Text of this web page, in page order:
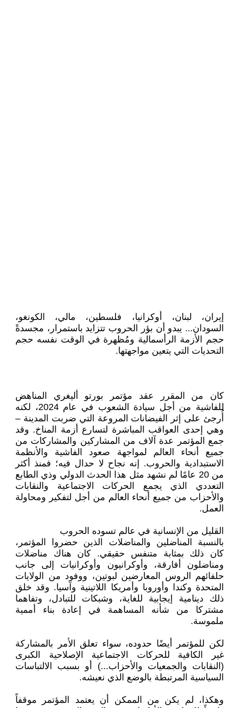
إيران، لبنان، أوكرانيا، فلسطين، مالي، الكونغو،
السودان... يبدو أن بؤر الحروب تتزايد باستمرار، مجسدةً
حجم الأزمة الرأسمالية ومُظهرة في الوقت نفسه حجم
التحديات التي يتعين مواجهتها.
كان من المقرر عقد مؤتمر بورتو أليغري المناهض
للفاشية من أجل سيادة الشعوب في عام 2024، لكنه
أُرجئ على إثر الفيضانات المروعة التي ضربت المدينة –
وهي إحدى العواقب المباشرة لتسارع أزمة المناخ. وقد
جمع المؤتمر عدة آلاف من المشاركين والمشاركات من
جميع أنحاء العالم لمواجهة صعود الفاشية والأنظمة
الاستبدادية والحروب. إنه نجاح لا حدال فيه؛ فمنذ أكثر
من 20 عامًا لم نشهد مثل هذا الحدث الدولي وذي الطابع
التعددي الذي يجمع الحركات الاجتماعية والنقابات
والأحزاب من جميع أنحاء العالم من أجل لتفكير ومحاولة
العمل.
القليل من الإنسانية في عالم تسوده الحروب
بالنسبة المناضلين والمناضلات الذين حضروا المؤتمر،
كان ذلك بمثابة متنفس حقيقي. كان هناك مناضلات
ومناضلون أفارقة، وأوكرانيون وأوكرانيات إلى جانب
حلفائهم الروس المعارضين لبوتين، ووفود من الولايات
المتحدة وكندا وأوروبا وأمريكا اللاتينية وآسيا. وقد خلق
ذلك دينامية إيجابية للغاية، وشبكات للتبادل، وتفاهما
مشتركا من شأنه المساهمة في إعادة بناء أممية
ملموسة.
لكن للمؤتمر أيضًا حدوده، سواء تعلق الأمر بالمشاركة
غير الكافية للحركات الاجتماعية الإصلاحية الكبرى
(النقابات والجمعيات والأحزاب...) أو بسبب الالتباسات
السياسية المرتبطة بالوضع الذي نعيشه.
وهكذا، لم يكن من الممكن أن يعتمد المؤتمر موقفاً